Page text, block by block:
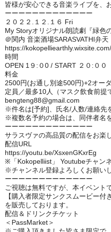
皆様が安心できる音楽ライブを、
ーーーーーーーーーーーーー
２０２２.１２.１６ Fri
My Storyオリジナル朗読劇『緑色
＠関内 音楽酒場SARASVATHI弁天
https://
時間
OPEN 1９:０0 / START ２０:００
料金
2500円(お通し別途500円)+2オー
定員／最多10人（マスク飲食前提
bengteng88@gmail.com
※件名は[予約]、氏名/人数/連絡先
※複数名予約の場合は、同伴者名
ーーーーーーーーーーーーー
サラスヴァの高品質の配信をお楽
配信URL
https://youtu.be/XsxenGKxrEg
※「Kokopelliist」 Youtubeチャン
※チャンネル登録よろしくお願い
ーーーーーーーーーーーーー
ご視聴は無料ですが、本イベントで
【購入者限定サンクスムービー付
を販売しております。
配信＆ドリンクチケット
＜PassMarket＞